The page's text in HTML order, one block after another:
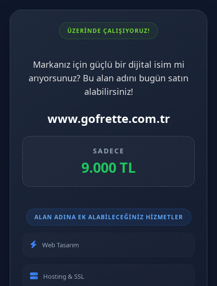
ÜZERİNDE ÇALIŞIYORUZ!
Markanız için güçlü bir dijital isim mi
arıyorsunuz? Bu alan adını bugün satın
alabilirsiniz!
www.gofrette.com.tr
SADECE
9.000 TL
ALAN ADINA EK ALABİLECEĞİNİZ HİZMETLER
Web Tasarım
Hosting & SSL